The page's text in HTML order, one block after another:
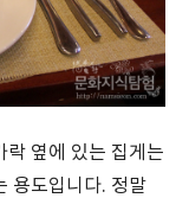
락 옆에 있는 집게는
용도입니다. 정말